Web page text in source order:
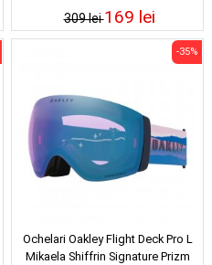
309 lei169 lei
Ochelari Oakley Flight Deck Pro L
Mikaela Shiffrin Signature Prizm
-35%